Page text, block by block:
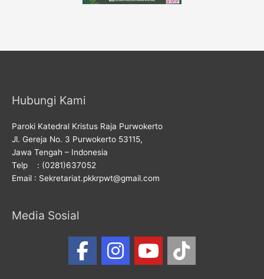
Hubungi Kami
Paroki Katedral Kristus Raja Purwokerto
Jl. Gereja No. 3 Purwokerto 53115,
Jawa Tengah – Indonesia
Telp : (0281)637052
Email : Sekretariat.pkkrpwt@gmail.com
Media Sosial